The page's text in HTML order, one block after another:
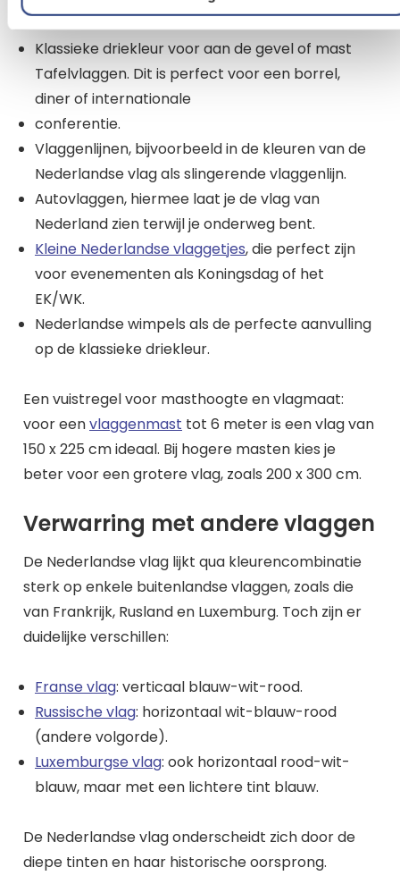
Klassieke driekleur voor aan de gevel of mast
Tafelvlaggen. Dit is perfect voor een borrel,
diner of internationale
conferentie.
Vlaggenlijnen, bijvoorbeeld in de kleuren van de
Nederlandse vlag als slingerende vlaggenlijn.
Autovlaggen, hiermee laat je de vlag van
Nederland zien terwijl je onderweg bent.
Kleine Nederlandse vlaggetjes, die perfect zijn
voor evenementen als Koningsdag of het
EK/WK.
Nederlandse wimpels als de perfecte aanvulling
op de klassieke driekleur.
Een vuistregel voor masthoogte en vlagmaat:
voor eenvlaggenmast tot 6 meter is een vlag van
150 x 225 cm ideaal. Bij hogere masten kies je
beter voor een grotere vlag, zoals 200 x 300 cm.
Verwarring met andere vlaggen
De Nederlandse vlag lijkt qua kleurencombinatie
sterk op enkele buitenlandse vlaggen, zoals die
van Frankrijk, Rusland en Luxemburg. Toch zijn er
duidelijke verschillen:
Franse vlag: verticaal blauw-wit-rood.
Russische vlag: horizontaal wit-blauw-rood
(andere volgorde).
Luxemburgse vlag: ook horizontaal rood-wit-
blauw, maar met een lichtere tint blauw.
De Nederlandse vlag onderscheidt zich door de
diepe tinten en haar historische oorsprong.